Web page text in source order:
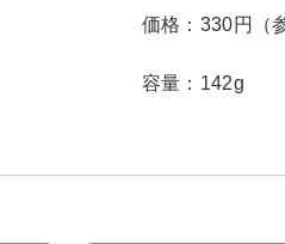
価格：330円（
容量：142g